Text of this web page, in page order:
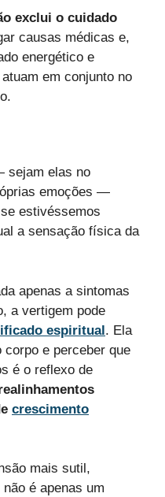
exclui o cuidado
causas médicas e,
energético e
em conjunto no
sejam elas no
emoções —
estivéssemos
a sensação física da
apenas a sintomas
a vertigem pode
espiritual. Ela
corpo e perceber que
é o reflexo de
crescimento
mais sutil,
é apenas um